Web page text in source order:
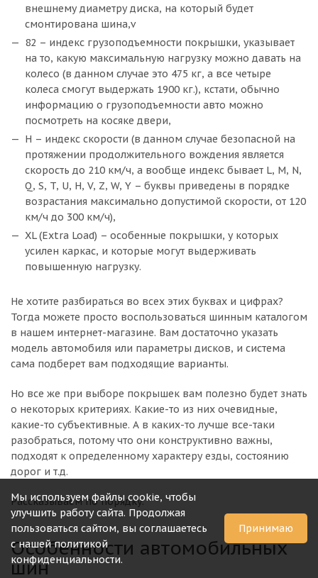
внешнему диаметру диска, на который будет
смонтирована шина,v
82 – индекс грузоподъемности покрышки, указывает
на то, какую максимальную нагрузку можно давать на
колесо (в данном случае это 475 кг, а все четыре
колеса смогут выдержать 1900 кг.), кстати, обычно
информацию о грузоподъемности авто можно
посмотреть на косяке двери,
H – индекс скорости (в данном случае безопасной на
протяжении продолжительного вождения является
скорость до 210 км/ч, а вообще индекс бывает L, M, N,
Q, S, T, U, H, V, Z, W, Y – буквы приведены в порядке
возрастания максимально допустимой скорости, от 120
км/ч до 300 км/ч),
XL (Extra Load) – особенные покрышки, у которых
усилен каркас, и которые могут выдерживать
повышенную нагрузку.
Не хотите разбираться во всех этих буквах и цифрах?
Тогда можете просто воспользоваться шинным каталогом
в нашем интернет-магазине. Вам достаточно указать
модель автомобиля или параметры дисков, и система
сама подберет вам подходящие варианты.
Но все же при выборе покрышек вам полезно будет знать
о некоторых критериях. Какие-то из них очевидные,
какие-то субъективные. А в каких-то лучше все-таки
разобраться, потому что они конструктивно важны,
подходят к определенному характеру езды, состоянию
дорог и т.д.
Рассказываем по порядку.
Особенности автомобильных
шин
Мы используем файлы cookie, чтобы
улучшить работу сайта. Продолжая
пользоваться сайтом, вы соглашаетесь
с нашей политикой
конфиденциальности.
Принимаю